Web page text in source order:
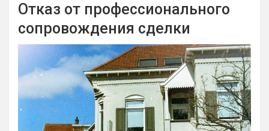
Отказ от профессионального
сопровождения сделки